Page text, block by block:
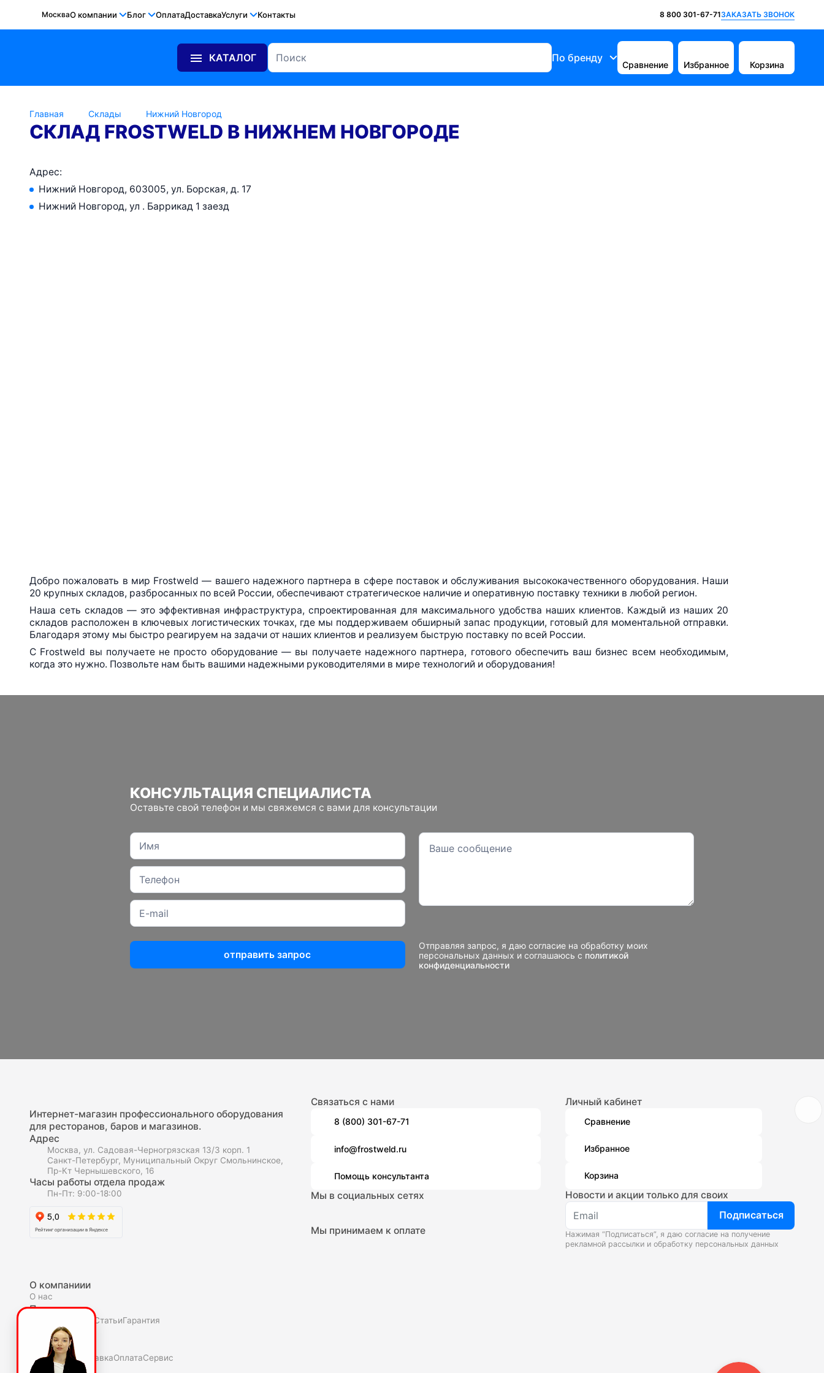
МоскваО компании Блог ОплатаДоставкаУслуги Контакты 8 800 301-67-71ЗАКАЗАТЬ ЗВОНОК
КАТАЛОГ По бренду
Сравнение Избранное Корзина
Главная Склады Нижний Новгород
СКЛАД FROSTWELD В НИЖНЕМ НОВГОРОДЕ
Адрес:
Нижний Новгород, 603005, ул. Борская, д. 17
Нижний Новгород, ул . Баррикад 1 заезд
Добро пожаловать в мир Frostweld — вашего надежного партнера в сфере поставок и обслуживания высококачественного оборудования. Наши
20 крупных складов, разбросанных по всей России, обеспечивают стратегическое наличие и оперативную поставку техники в любой регион.
Наша сеть складов — это эффективная инфраструктура, спроектированная для максимального удобства наших клиентов. Каждый из наших 20
складов расположен в ключевых логистических точках, где мы поддерживаем обширный запас продукции, готовый для моментальной отправки.
Благодаря этому мы быстро реагируем на задачи от наших клиентов и реализуем быструю поставку по всей России.
С Frostweld вы получаете не просто оборудование — вы получаете надежного партнера, готового обеспечить ваш бизнес всем необходимым,
когда это нужно. Позвольте нам быть вашими надежными руководителями в мире технологий и оборудования!
КОНСУЛЬТАЦИЯ СПЕЦИАЛИСТА
Оставьте свой телефон и мы свяжемся с вами для консультации
отправить запрос
Отправляя запрос, я даю согласие на обработку моих
персональных данных и соглашаюсь с политикой
конфиденциальности
Интернет-магазин профессионального оборудования
для ресторанов, баров и магазинов.
Адрес
Москва, ул. Садовая-Черногрязская 13/3 корп. 1
Санкт-Петербург, Муниципальный Округ Смольнинское,
Пр-Кт Чернышевского, 16
Часы работы отдела продаж
Пн-Пт: 9:00-18:00
О компаниии
О нас
Полезное
СтатьиГарантия
Покупателю
Как купитьДоставкаОплатаСервис
Связаться с нами
8 (800) 301-67-71
info@frostweld.ru
Помощь консультанта
Мы в социальных сетях
Мы принимаем к оплате
Личный кабинет
Сравнение
Избранное
Корзина
Новости и акции только для своих
Подписаться
Нажимая “Подписаться”, я даю согласие на получение
рекламной рассылки и обработку персональных данных